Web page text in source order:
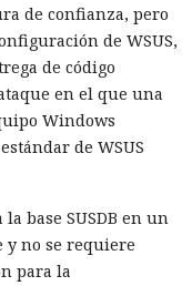
de confianza, pero
de WSUS,
de código
en el que una
Windows
de WSUS
base SUSDB en un
y no se requiere
para la